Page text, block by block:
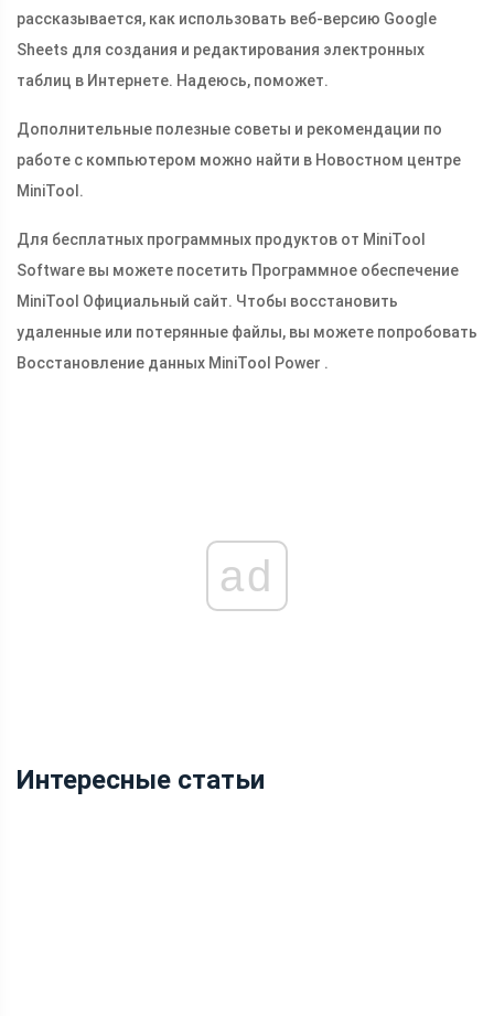
рассказывается, как использовать веб-версию Google
Sheets для создания и редактирования электронных
таблиц в Интернете. Надеюсь, поможет.
Дополнительные полезные советы и рекомендации по
работе с компьютером можно найти в Новостном центре
MiniTool.
Для бесплатных программных продуктов от MiniTool
Software вы можете посетить Программное обеспечение
MiniTool Официальный сайт. Чтобы восстановить
удаленные или потерянные файлы, вы можете попробовать
Восстановление данных MiniTool Power .
ad
Интересные статьи